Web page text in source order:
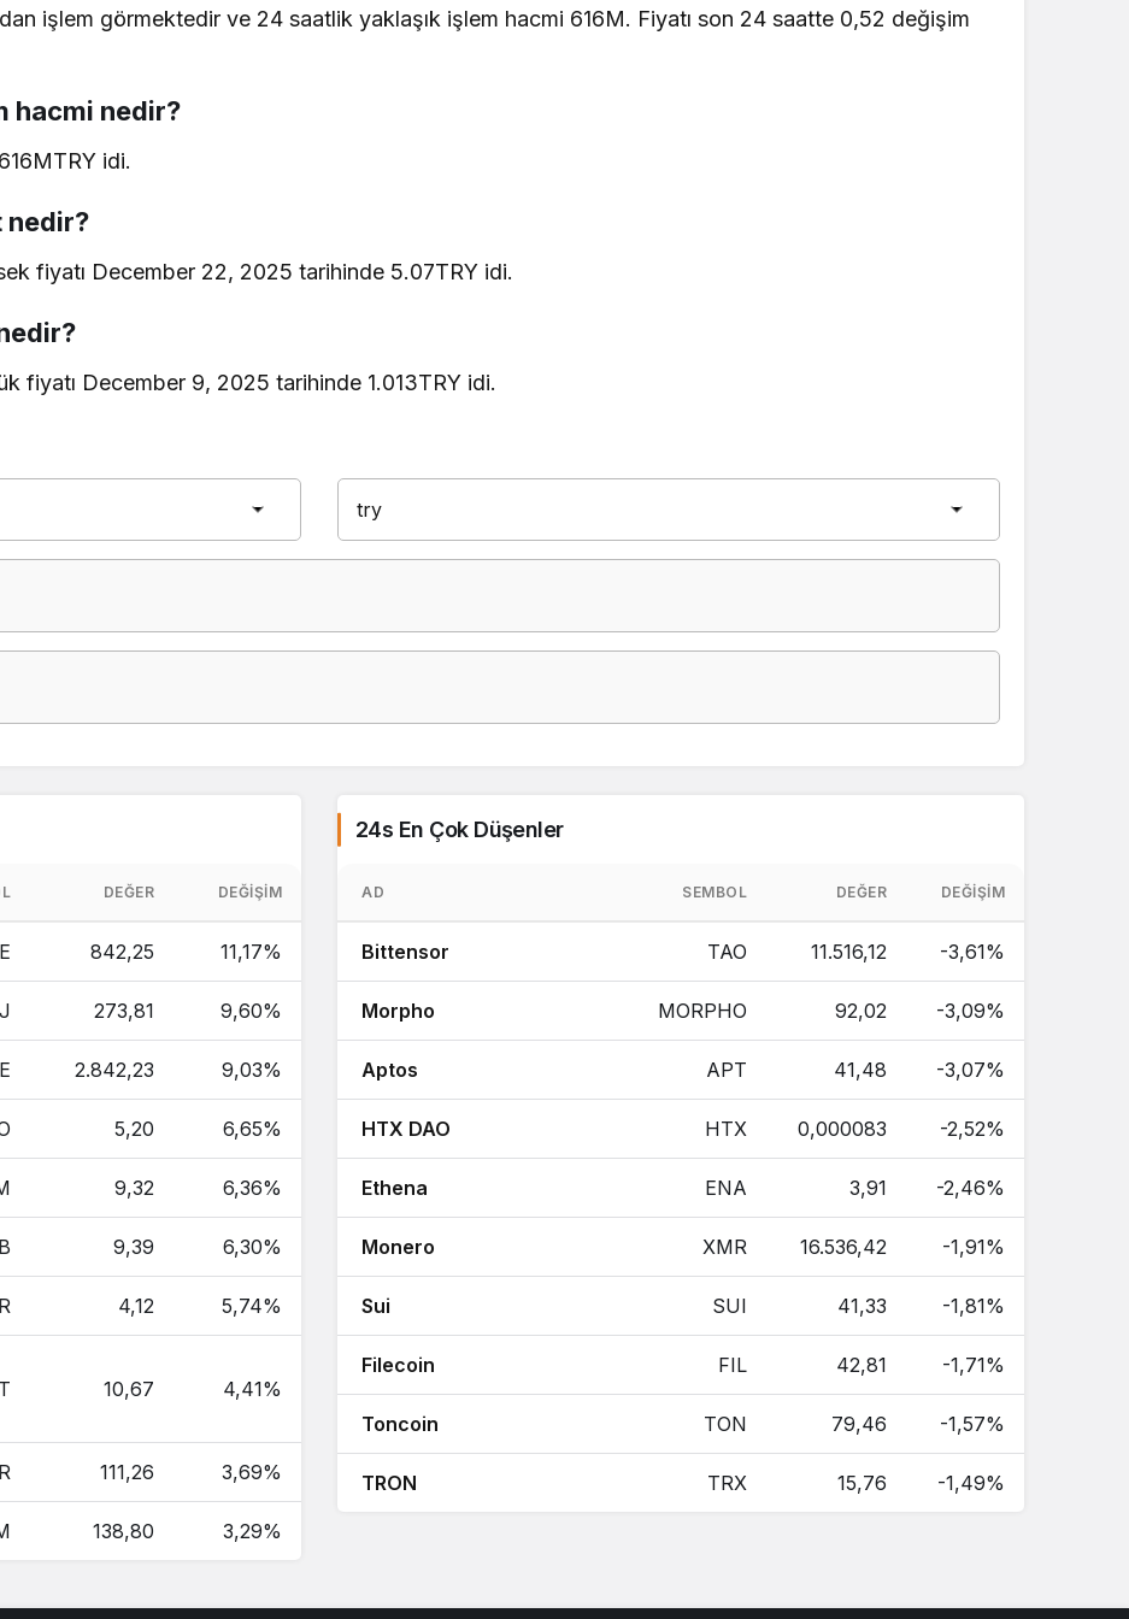
işlem görmektedir ve 24 saatlik yaklaşık işlem hacmi 616M. Fiyatı son 24 saatte 0,52 değişim
hacmi nedir?
idi.
nedir?
fiyatı December 22, 2025 tarihinde 5.07TRY idi.
fiyatı December 9, 2025 tarihinde 1.013TRY idi.
DEĞER DEĞIŞIM
842,25 11,17%
273,81 9,60%
2.842,23 9,03%
5,20 6,65%
9,32 6,36%
9,39 6,30%
4,12 5,74%
10,67 4,41%
111,26 3,69%
138,80 3,29%
24s En Çok Düşenler
AD SEMBOL DEĞER DEĞIŞIM
Bittensor TAO 11.516,12 -3,61%
Morpho MORPHO 92,02 -3,09%
Aptos APT 41,48 -3,07%
HTX DAO HTX 0,000083 -2,52%
Ethena ENA 3,91 -2,46%
Monero XMR 16.536,42 -1,91%
Sui SUI 41,33 -1,81%
Filecoin FIL 42,81 -1,71%
Toncoin TON 79,46 -1,57%
TRON TRX 15,76 -1,49%